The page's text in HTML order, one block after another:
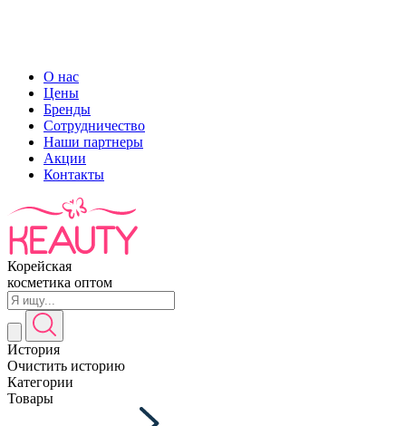
О нас
Цены
Бренды
Сотрудничество
Наши партнеры
Акции
Контакты
Корейская
косметика оптом
История
Очистить историю
Категории
Товары